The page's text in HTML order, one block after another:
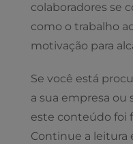
colaboradores se
como o trabalho
motivação para
Se você está
a sua empresa ou
este conteúdo foi
Continue a leitura